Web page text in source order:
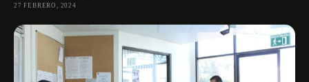
27 FEBRERO, 2024